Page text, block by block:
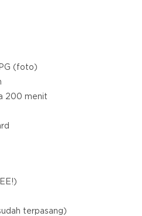
(foto)
200 menit
terpasang)